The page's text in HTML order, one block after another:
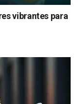
vibrantes para